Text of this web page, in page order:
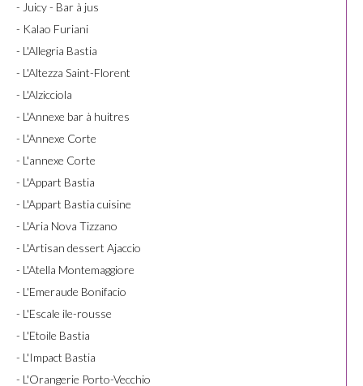
- Juicy - Bar à jus
- Kalao Furiani
- L'Allegria Bastia
- L'Altezza Saint-Florent
- L'Alzicciola
- L'Annexe bar à huitres
- L'Annexe Corte
- L'annexe Corte
- L'Appart Bastia
- L'Appart Bastia cuisine
- L'Aria Nova Tizzano
- L'Artisan dessert Ajaccio
- L'Atella Montemaggiore
- L'Emeraude Bonifacio
- L'Escale ile-rousse
- L'Etoile Bastia
- L'Impact Bastia
- L'Orangerie Porto-Vecchio